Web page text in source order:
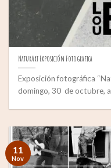
NaturArt Exposición Fotografica
Exposición fotográfica
domingo, 30 de octubre, a
11
Nov